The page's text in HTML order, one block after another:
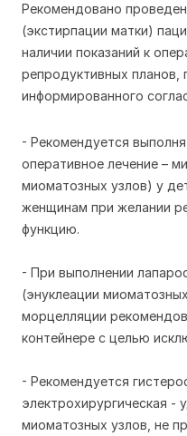
Рекомендовано
(экстирпации матки)
наличии показаний к
репродуктивных планов,
информированного
- Рекомендуется
оперативное лечение –
миоматозных узлов) у
женщинам при желании
функцию.
- При выполнении
(энуклеации
морцелляции
контейнере с целью
- Рекомендуется
электрохирургическая -
миоматозных узлов, не